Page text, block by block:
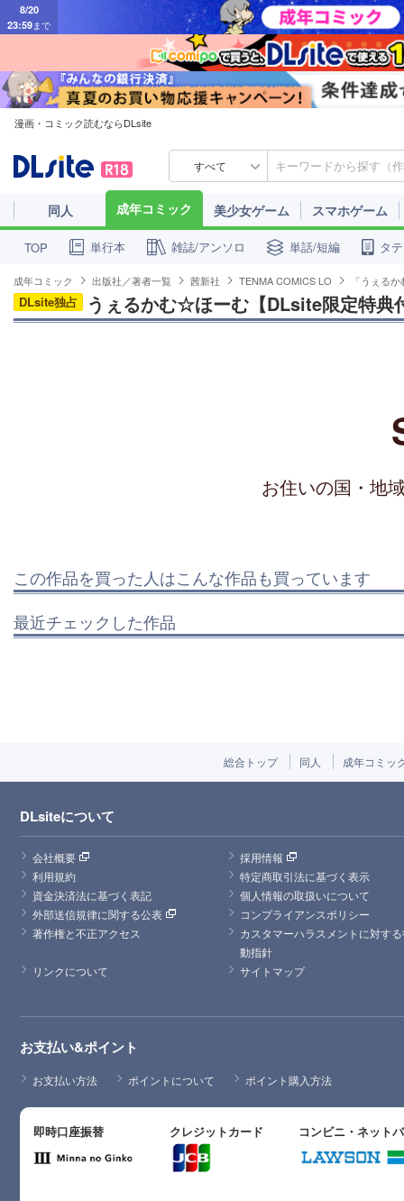
23:59まで
漫画・コミック読むならDLsite
すべて
同人 成年コミック 美少女ゲーム スマホゲーム
TOP 単行本 雑誌/アンソロ 単話/短編 タ
成年コミック 出版社／著者一覧 茜新社 TENMA COMICS LO 「うぇる
DLsite独占 うぇるかむ☆ほーむ【DLsite限定特典
お住いの国・地
この作品を買った人はこんな作品も買っています
最近チェックした作品
総合トップ 同人 成年コミッ
DLsiteについて
会社概要
採用情報
利用規約
特定商取引法に基づく表示
資金決済法に基づく表記
個人情報の取扱いについて
外部送信規律に関する公表
コンプライアンスポリシー
著作権と不正アクセス
カスタマーハラスメントに対す
動指針
リンクについて
サイトマップ
お支払い&ポイント
お支払い方法 ポイントについて ポイント購入方法
即時口座振替 クレジットカード コンビニ・ネット